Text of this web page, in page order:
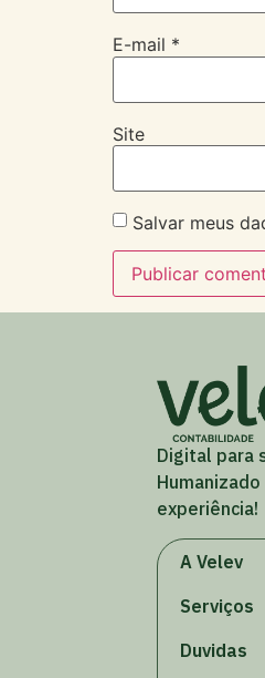
E-mail *
Site
Salvar meus
Digital para
experiência!
A Velev
Serviços
Duvidas